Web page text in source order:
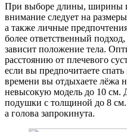
При выборе длины, ширины
внимание следует на
а также личные
более ответственный
зависит положение тела.
расстоянию от плечевого
если вы предпочитаете
времени вы отдыхаете лёжа
невысокую модель до 10 см.
подушки с толщиной до 8
а голова запрокинута.